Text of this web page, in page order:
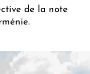
de la note